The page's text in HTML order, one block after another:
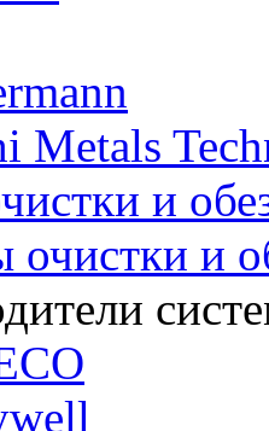
Metals
и
очистки и